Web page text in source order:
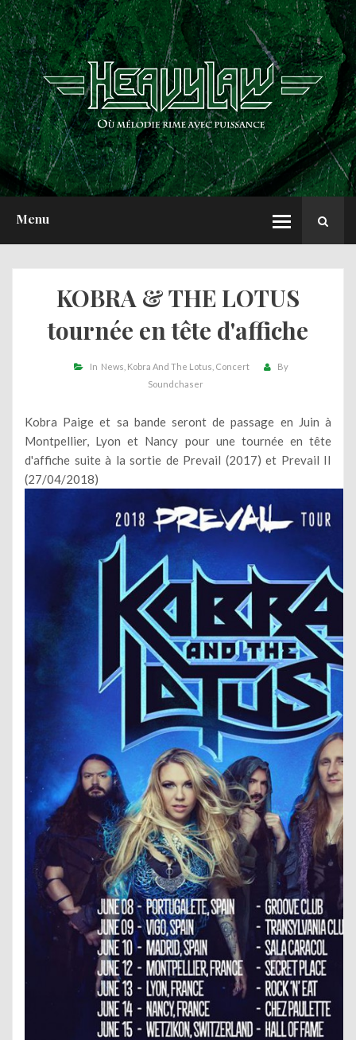
Menu
ACCUEIL
NEWS
CHRONIQUES
INTERVIEWS
REPORTS
A PROPOS
KOBRA & THE LOTUS
tournée en tête d'affiche
In News Kobra And The Lotus Concert
By
Soundchaser
Kobra Paige et sa bande seront de passage en Juin à
Montpellier, Lyon et Nancy pour une tournée en tête
d'affiche suite à la sortie de Prevail (2017) et Prevail II
(27/04/2018)